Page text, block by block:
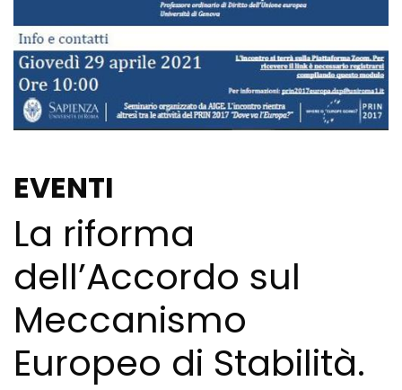
EVENTI
La riforma
dell’Accordo sul
Meccanismo
Europeo di Stabilità.